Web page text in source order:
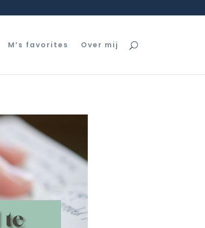
M’s favorites Over mij